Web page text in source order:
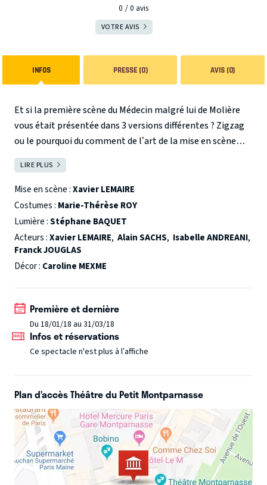
0 0 avis
VOTRE AVIS
INFOS PRESSE (0) AVIS (0)
Et si la première scène du Médecin malgré lui de Molière
vous était présentée dans 3 versions différentes ? Zigzag
ou le pourquoi du comment de l’art de la mise en scène
dans un spectacle ludique et surprenant !
22, 25, 29 & 30 mars
LIRE PLUS
Mise en scène :Xavier LEMAIRE
Costumes : Marie-Thérèse ROY
Lumière :Stéphane BAQUET
Acteurs :Xavier LEMAIRE, Alain SACHS, Isabelle ANDREANI,
Franck JOUGLAS
Décor : Caroline MEXME
Première et dernière
Du 18/01/18 au 31/03/18
Infos et réservations
Ce spectacle n'est plus à l’affiche
Plan d’accès Théâtre du Petit Montparnasse